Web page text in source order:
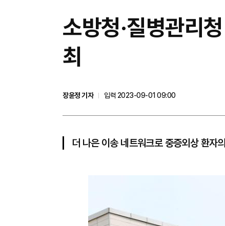
소방청·질병관리
최
장윤정 기자
입력 2023-09-01 09:00
더 나은 이송 네트워크로 중증외상 환자